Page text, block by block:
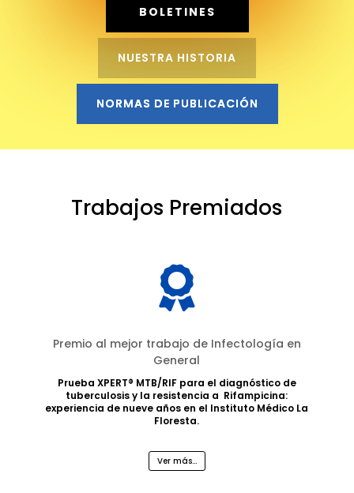
BOLETINES
NUESTRA HISTORIA
NORMAS DE PUBLICACIÓN
Trabajos Premiados

Premio al mejor trabajo de Infectología en
General
Prueba XPERT® MTB/RIF para el diagnóstico de
tuberculosis y la resistencia a Rifampicina:
experiencia de nueve años en el Instituto Médico La
Floresta.
Ver más...